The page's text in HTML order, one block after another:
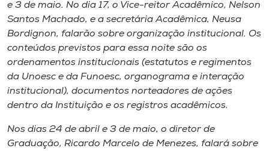
Selecione
A+
e 3 de maio. No dia 17, o Vice-reitor Acadêmico, Nelson
Santos Machado, e a secretária Acadêmica, Neusa
Bordignon, falarão sobre organização institucional. Os
conteúdos previstos para essa noite são os
ordenamentos institucionais (estatutos e regimentos
da Unoesc e da Funoesc, organograma e interação
institucional), documentos norteadores de ações
dentro da Instituição e os registros acadêmicos.
Nos dias 24 de abril e 3 de maio, o diretor de
Graduação, Ricardo Marcelo de Menezes, falará sobre